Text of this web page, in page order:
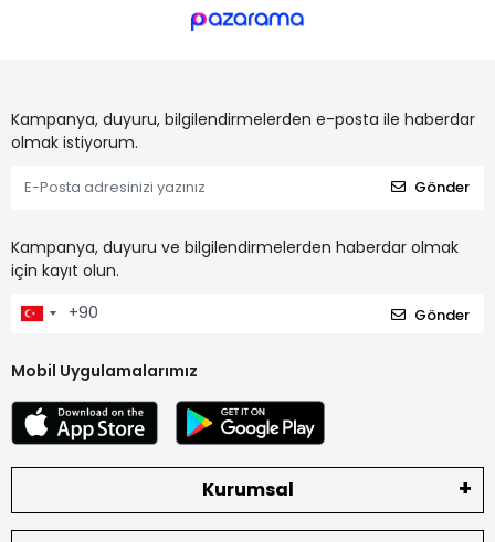
Kampanya, duyuru, bilgilendirmelerden e-posta ile haberdar
olmak istiyorum.
Gönder
Kampanya, duyuru ve bilgilendirmelerden haberdar olmak
için kayıt olun.
Gönder
Mobil Uygulamalarımız
Kurumsal